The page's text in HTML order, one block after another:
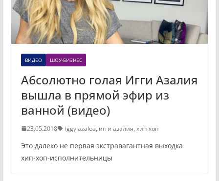
ВИДЕО ШОУ-БИЗНЕС
Абсолютно голая Игги Азалия
вышла в прямой эфир из
ванной (видео)
23.05.2018 iggy azalea, игги азалия, хип-хоп
Это далеко не первая экстравагантная выходка
хип-хоп-исполнительницы